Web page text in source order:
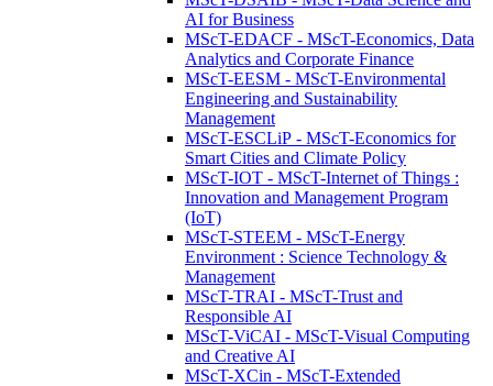
AI for Business
MScT-EDACF - MScT-Economics, Data
Analytics and Corporate Finance
MScT-EESM - MScT-Environmental
Engineering and Sustainability
Management
MScT-ESCLiP - MScT-Economics for
Smart Cities and Climate Policy
MScT-IOT - MScT-Internet of Things :
Innovation and Management Program
(IoT)
MScT-STEEM - MScT-Energy
Environment : Science Technology &
Management
MScT-TRAI - MScT-Trust and
Responsible AI
MScT-ViCAI - MScT-Visual Computing
and Creative AI
MScT-XCin - MScT-Extended